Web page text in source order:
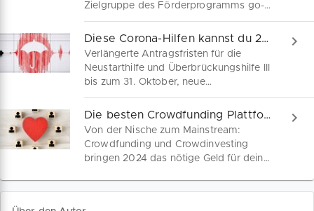
Zielgruppe des Förderprogramms go-
digital. Investitionen in die IT-Sicherheit,
digitale Geschäftsprozesse oder die
Erschließung neuer Märkte musst du
nicht allein schultern. Wir erklären
Anspruchsvoraussetzungen,
Diese Corona-Hilfen kannst du 2021 noch beantragen
Verlängerte Antragsfristen für die
Neustarthilfe und Überbrückungshilfe III
bis zum 31. Oktober, neue
Wirtschaftlichkeitshilfen im
Sonderfonds Kulturveranstaltungen:
Diese Corona-Hilfen können kleine
Unternehmen, Soloselbstständige oder
Freiberufler 2021 noch beantragen.
Antworten auf deine Rechtsfragen.
Die besten Crowdfunding Plattformen für Unternehmen
Von der Nische zum Mainstream:
Crowdfunding und Crowdinvesting
bringen 2024 das nötige Geld für dein